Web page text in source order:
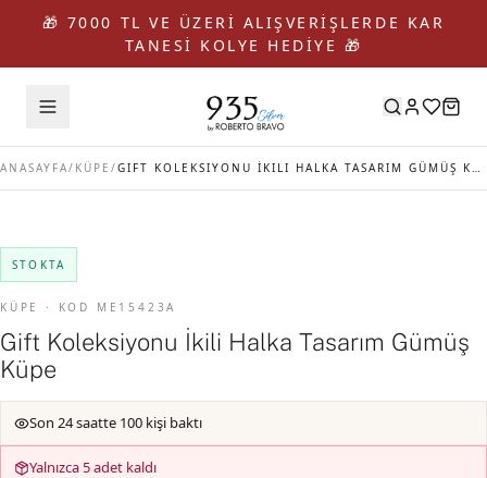
🎁 7000 TL VE ÜZERİ ALIŞVERİŞLERDE KAR
TANESİ KOLYE HEDİYE 🎁
ANASAYFA/ KÜPE / GIFT KOLEKSIYONU İKILI HALKA TASARIM GÜMÜŞ KÜPE
STOKTA
KÜPE · KOD ME15423A
Gift Koleksiyonu İkili Halka Tasarım Gümüş
Küpe
Son 24 saatte 100 kişi baktı
Yalnızca 5 adet kaldı